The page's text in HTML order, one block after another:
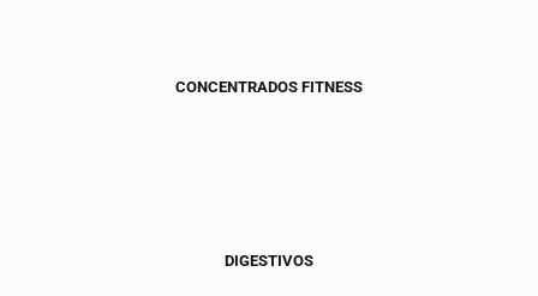
CONCENTRADOS FITNESS
DIGESTIVOS